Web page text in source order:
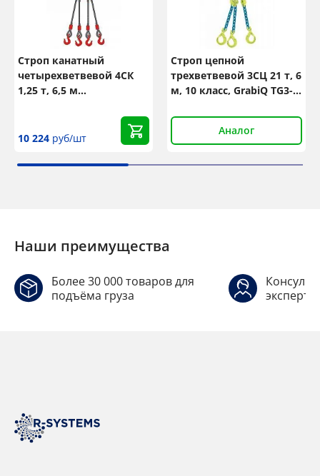
Строп канатный
четырехветвевой 4СК
1,25 т, 6,5 м
10 224 руб/шт
Строп цепной
трехветвевой 3СЦ 21 т, 6
м, 10 класс, GrabiQ TG3-
Аналог
Наши преимущества
Более 30 000 товаров для
подъёма груза